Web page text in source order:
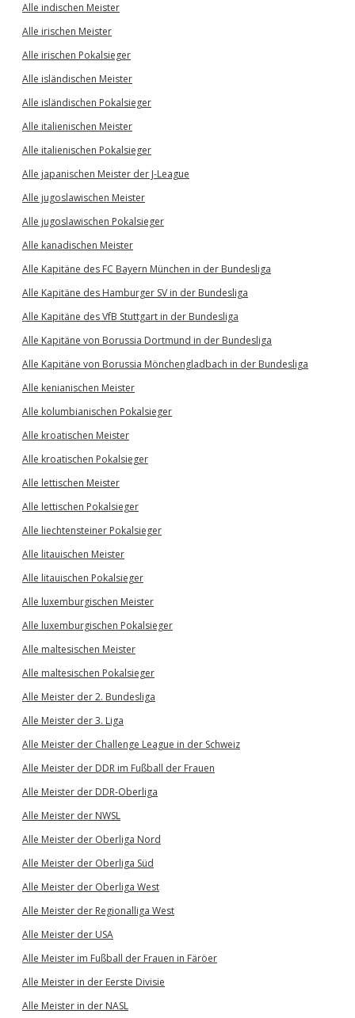
Alle indischen Meister
Alle irischen Meister
Alle irischen Pokalsieger
Alle isländischen Meister
Alle isländischen Pokalsieger
Alle italienischen Meister
Alle italienischen Pokalsieger
Alle japanischen Meister der J-League
Alle jugoslawischen Meister
Alle jugoslawischen Pokalsieger
Alle kanadischen Meister
Alle Kapitäne des FC Bayern München in der Bundesliga
Alle Kapitäne des Hamburger SV in der Bundesliga
Alle Kapitäne des VfB Stuttgart in der Bundesliga
Alle Kapitäne von Borussia Dortmund in der Bundesliga
Alle Kapitäne von Borussia Mönchengladbach in der Bundesliga
Alle kenianischen Meister
Alle kolumbianischen Pokalsieger
Alle kroatischen Meister
Alle kroatischen Pokalsieger
Alle lettischen Meister
Alle lettischen Pokalsieger
Alle liechtensteiner Pokalsieger
Alle litauischen Meister
Alle litauischen Pokalsieger
Alle luxemburgischen Meister
Alle luxemburgischen Pokalsieger
Alle maltesischen Meister
Alle maltesischen Pokalsieger
Alle Meister der 2. Bundesliga
Alle Meister der 3. Liga
Alle Meister der Challenge League in der Schweiz
Alle Meister der DDR im Fußball der Frauen
Alle Meister der DDR-Oberliga
Alle Meister der NWSL
Alle Meister der Oberliga Nord
Alle Meister der Oberliga Süd
Alle Meister der Oberliga West
Alle Meister der Regionalliga West
Alle Meister der USA
Alle Meister im Fußball der Frauen in Färöer
Alle Meister in der Eerste Divisie
Alle Meister in der NASL